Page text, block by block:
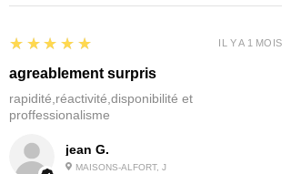
jean G.
MAISONS-ALFORT, J
5
★★★★★
agreablement surpris
rapidité,réactivité,disponibilité et
proffessionalisme
IL Y A 1 MOIS